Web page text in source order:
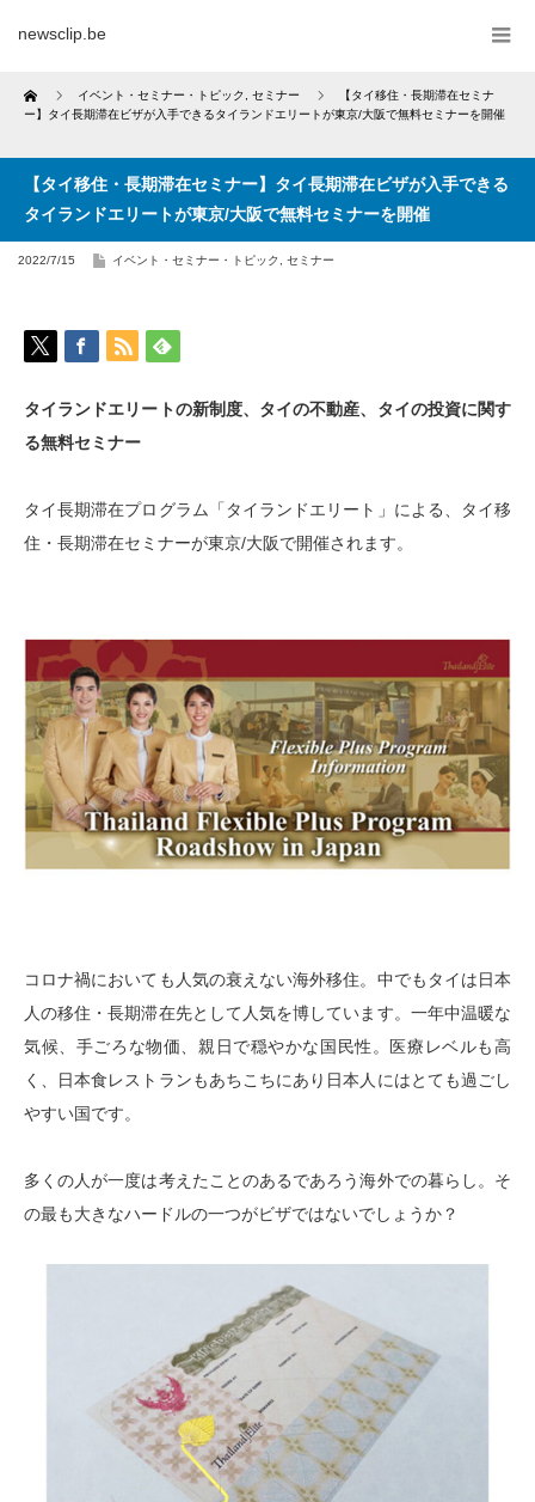
newsclip.be
Home イベント・セミナー・トピック セミナー
【タイ移住・長期滞在セミナ
ー】タイ長期滞在ビザが入手できるタイランドエリートが東京/大阪で無料セミナーを開催
【タイ移住・長期滞在セミナー】タイ長期滞在ビザが入手できる
タイランドエリートが東京/大阪で無料セミナーを開催
2022/7/15 イベント・セミナー・トピック セミナー
タイランドエリートの新制度、タイの不動産、タイの投資に関す
る無料セミナー
タイ長期滞在プログラム「タイランドエリート」による、タイ移
住・長期滞在セミナーが東京/大阪で開催されます。
コロナ禍においても人気の衰えない海外移住。中でもタイは日本
人の移住・長期滞在先として人気を博しています。一年中温暖な
気候、手ごろな物価、親日で穏やかな国民性。医療レベルも高
く、日本食レストランもあちこちにあり日本人にはとても過ごし
やすい国です。
多くの人が一度は考えたことのあるであろう海外での暮らし。そ
の最も大きなハードルの一つがビザではないでしょうか？